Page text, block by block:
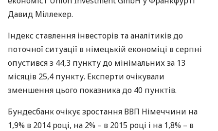
Давид Міллекер.
Індекс ставлення інвесторів та аналітиків до
поточної ситуації в німецькій економіці в серпні
опустився з 44,3 пункту до мінімальних за 13
місяців 25,4 пункту. Експерти очікували
зменшення цього показника до 40 пунктів.
Бундесбанк очікує зростання ВВП Німеччини на
1,9% в 2014 році, на 2% – в 2015 році і на 1,8% – в